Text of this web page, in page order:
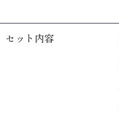
セット内容